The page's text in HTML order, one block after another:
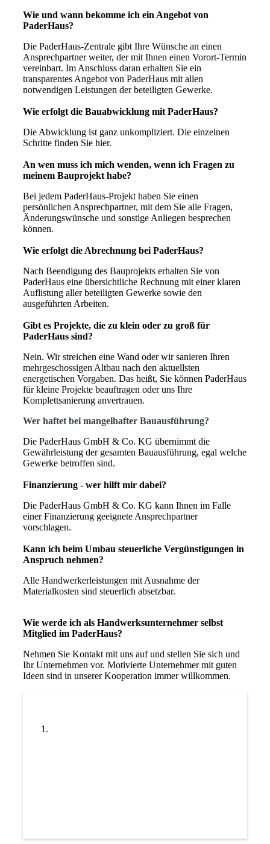
Wie und wann bekomme ich ein Angebot von
PaderHaus?
Die PaderHaus-Zentrale gibt Ihre Wünsche an einen
Ansprechpartner weiter, der mit Ihnen einen Vorort-Termin
vereinbart. Im Anschluss daran erhalten Sie ein
transparentes Angebot von PaderHaus mit allen
notwendigen Leistungen der beteiligten Gewerke.
Wie erfolgt die Bauabwicklung mit PaderHaus?
Die Abwicklung ist ganz unkompliziert. Die einzelnen
Schritte finden Sie hier.
An wen muss ich mich wenden, wenn ich Fragen zu
meinem Bauprojekt habe?
Bei jedem PaderHaus-Projekt haben Sie einen
persönlichen Ansprechpartner, mit dem Sie alle Fragen,
Änderungswünsche und sonstige Anliegen besprechen
können.
Wie erfolgt die Abrechnung bei PaderHaus?
Nach Beendigung des Bauprojekts erhalten Sie von
PaderHaus eine übersichtliche Rechnung mit einer klaren
Auflistung aller beteiligten Gewerke sowie den
ausgeführten Arbeiten.
Gibt es Projekte, die zu klein oder zu groß für
PaderHaus sind?
Nein. Wir streichen eine Wand oder wir sanieren Ihren
mehrgeschossigen Altbau nach den aktuellsten
energetischen Vorgaben. Das heißt, Sie können PaderHaus
für kleine Projekte beauftragen oder uns Ihre
Komplettsanierung anvertrauen.
Wer haftet bei mangelhafter Bauausführung?
Die PaderHaus GmbH & Co. KG übernimmt die
Gewährleistung der gesamten Bauausführung, egal welche
Gewerke betroffen sind.
Finanzierung - wer hilft mir dabei?
Die PaderHaus GmbH & Co. KG kann Ihnen im Falle
einer Finanzierung geeignete Ansprechpartner
vorschlagen.
Kann ich beim Umbau steuerliche Vergünstigungen in
Anspruch nehmen?
Alle Handwerkerleistungen mit Ausnahme der
Materialkosten sind steuerlich absetzbar.
Wie werde ich als Handwerksunternehmer selbst
Mitglied im PaderHaus?
Nehmen Sie Kontakt mit uns auf und stellen Sie sich und
Ihr Unternehmen vor. Motivierte Unternehmer mit guten
Ideen sind in unserer Kooperation immer willkommen.